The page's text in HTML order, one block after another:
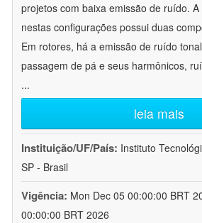
projetos com baixa emissão de ruído.
nestas configurações possui duas
Em rotores, há a emissão de ruído
passagem de pá e seus harmônicos,
...
leia mais
Instituição/UF/País: Instituto
SP - Brasil
Vigência: Mon Dec 05 00:00:00 BRT
00:00:00 BRT 2026